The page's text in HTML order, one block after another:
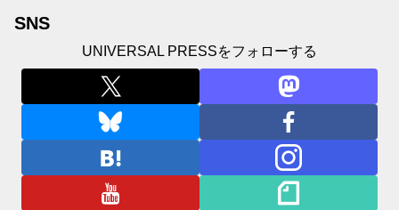
SNS
UNIVERSAL PRESSをフォローする